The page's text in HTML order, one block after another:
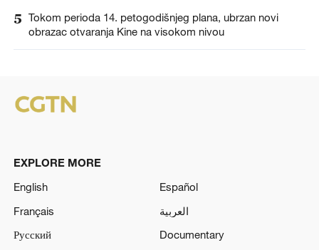
5 Tokom perioda 14. petogodišnjeg plana, ubrzan novi
obrazac otvaranja Kine na visokom nivou
EXPLORE MORE
English
Español
Français
العربية
Русский
Documentary